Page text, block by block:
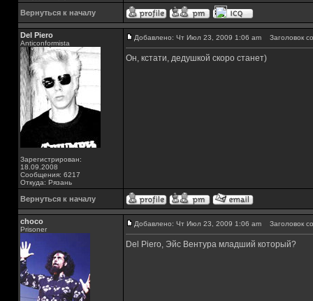
Вернуться к началу
Del Piero
Аnticonformista
Зарегистрирован:
18.09.2008
Сообщения: 6217
Откуда: Рязань
Добавлено: Чт Июл 23, 2009 1:06 am Заголовок
Он, кстати, дедушкой скоро станет)
Вернуться к началу
choco
Prisoner
Добавлено: Чт Июл 23, 2009 1:06 am Заголовок
Del Piero, Эйс Вентура младший который?